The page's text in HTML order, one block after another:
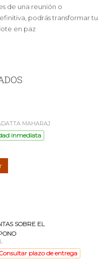
de una reunión o
podrás transformar tu
en paz
MAHARAJ
inmediata
SOBRE EL
plazo de entrega